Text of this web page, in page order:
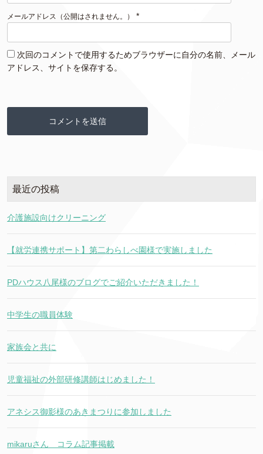
メールアドレス（公開はされません。） *
次回のコメントで使用するためブラウザーに自分の名前、メール
アドレス、サイトを保存する。
最近の投稿
介護施設向けクリーニング
【就労連携サポート】第二わらしべ園様で実施しました
PDハウス八尾様のブログでご紹介いただきました！
中学生の職員体験
家族会と共に
児童福祉の外部研修講師はじめました！
アネシス御影様のあきまつりに参加しました
mikaruさん コラム記事掲載